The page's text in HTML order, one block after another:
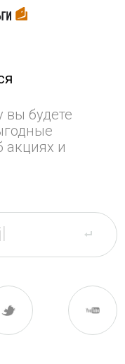
вы будете
акциях и